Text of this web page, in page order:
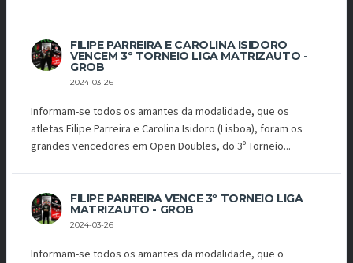
FILIPE PARREIRA E CAROLINA ISIDORO
VENCEM 3º TORNEIO LIGA MATRIZAUTO -
GROB
2024-03-26
Informam-se todos os amantes da modalidade, que os
atletas Filipe Parreira e Carolina Isidoro (Lisboa), foram os
grandes vencedores em Open Doubles, do 3º Torneio...
FILIPE PARREIRA VENCE 3º TORNEIO LIGA
MATRIZAUTO - GROB
2024-03-26
Informam-se todos os amantes da modalidade, que o